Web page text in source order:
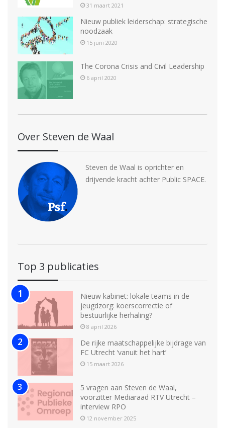
31 maart 2021
Nieuw publiek leiderschap: strategische
noodzaak
15 juni 2020
The Corona Crisis and Civil Leadership
6 april 2020
Over Steven de Waal
Steven de Waal is oprichter en
drijvende kracht achter Public SPACE.
Top 3 publicaties
Nieuw kabinet: lokale teams in de
jeugdzorg: koerscorrectie of
bestuurlijke herhaling?
8 april 2026
De rijke maatschappelijke bijdrage van
FC Utrecht ‘vanuit het hart’
15 maart 2026
5 vragen aan Steven de Waal,
voorzitter Mediaraad RTV Utrecht –
interview RPO
12 november 2025